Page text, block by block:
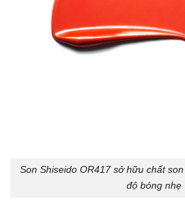
Son Shiseido OR417 sở hữu chất
độ bóng nhẹ